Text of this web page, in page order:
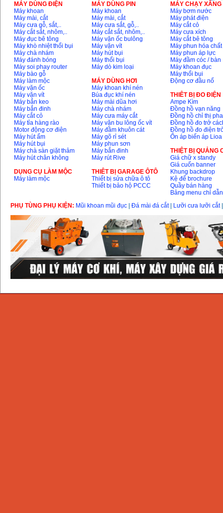
MÁY DÙNG ĐIỆN
Máy khoan
Máy mài, cắt
Máy cưa gỗ, sắt,..
Máy cắt sắt, nhôm,..
Máy đục bê tông
Máy khò nhiệt thổi bụi
Máy chà nhám
Máy đánh bóng
Máy soi phay router
Máy bào gỗ
Máy làm mộc
Máy vặn ốc
Máy vặn vít
Máy bắn keo
Máy bắn đinh
Máy cắt cỏ
Máy tỉa hàng rào
Motor động cơ điện
Máy hút ẩm
Máy hút bụi
Máy chà sàn giặt thảm
Máy hút chân không
DỤNG CỤ LÀM MỘC
Máy làm mộc
MÁY DÙNG PIN
Máy khoan
Máy mài, cắt
Máy cưa sắt, gỗ,..
Máy cắt sắt, nhôm,..
Máy vặn ốc bulông
Máy vặn vít
Máy hút bụi
Máy thổi bụi
Máy dò kim loại
MÁY DÙNG HƠI
Máy khoan khí nén
Búa đục khí nén
Máy mài dũa hơi
Máy chà nhám
Máy cưa máy cắt
Máy vặn bu lông ốc vít
Máy đầm khuôn cát
Máy gõ rỉ sét
Máy phun sơn
Máy bắn đinh
Máy rút Rive
THIÊT BỊ GARAGE ÔTÔ
Thiết bị sửa chữa ô tô
Thiết bị bảo hộ PCCC
MÁY CHẠY
Máy bơm nước
Máy phát điện
Máy cắt cỏ
Máy cưa xích
Máy cắt bê tông
Máy phun hóa chất
Máy phun áp lực
Máy đầm cóc / bàn
Máy khoan đục
Máy thổi bụi
Động cơ đầu nổ
THIÊT BỊ ĐO ĐIỆN
Ampe Kìm
Đồng hồ vạn năng
Đồng hồ chỉ thị pha
Đồng hồ đo trở
Đồng hồ đo điện
Ổn áp biến áp Lioa
THIỆT BỊ QUẢNG
Giá chữ x standy
Giá cuốn banner
Khung backdrop
Kệ để brochure
Quầy bán hàng
Bảng menu chỉ dẫn
PHỤ TÙNG PHỤ KIỆN: Mũi khoan mũi đục Đá mài đá cắt| Lưỡi cưa lưỡi cắt